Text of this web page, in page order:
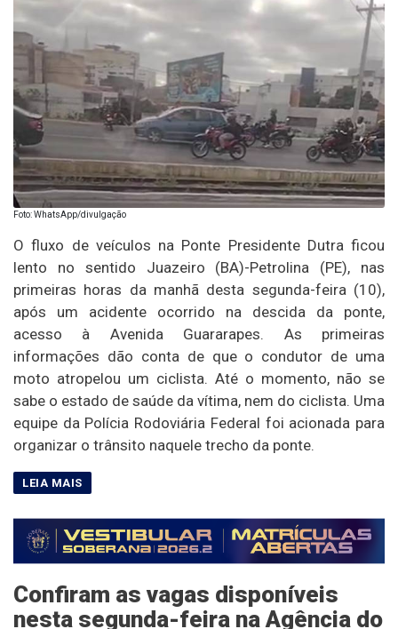
Foto: WhatsApp/divulgação
O fluxo de veículos na Ponte Presidente Dutra ficou
lento no sentido Juazeiro (BA)-Petrolina (PE), nas
primeiras horas da manhã desta segunda-feira (10),
após um acidente ocorrido na descida da ponte,
acesso à Avenida Guararapes. As primeiras
informações dão conta de que o condutor de uma
moto atropelou um ciclista. Até o momento, não se
sabe o estado de saúde da vítima, nem do ciclista. Uma
equipe da Polícia Rodoviária Federal foi acionada para
organizar o trânsito naquele trecho da ponte.
Confiram as vagas disponíveis
nesta segunda-feira na Agência do